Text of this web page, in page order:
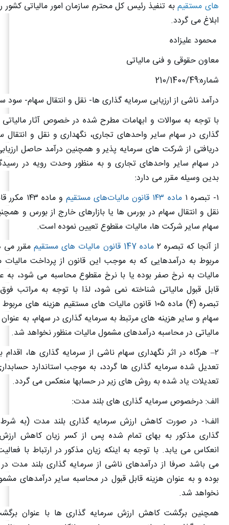
های مستقیمبه تنفیذ رئیس کل محترم سازمان امور مالیاتی کشور
ابلاغ می گردد.
محمود علیزاده
معاون حقوقی و فنی مالیاتی
شماره:210/1400/49
درآمد ناشی از ارزیابی سرمایه گذاری ها- نقل و انتقال سهام- سود
با توجه به سوالات و ابهامات مطرح شده در خصوص آثار مالیاتی
گذاری در سهام سایر واحدهای تجاری، نگهداری و نقل و انتقال
دریافتی از شرکت های سرمایه پذیر و همچنین درآمد حاصل
در سهام سایر واحدهای تجاری و به منظور وحدت رویه در
بدین وسیله مقرر می دارد:
۱-­تبصره ۱ ماده ۱۴۳ قانون مالیات‌های مستقیم و ماده ۱۴۳ مکرر
نقل و انتقال سهام در بورس ها یا بازارهای خارج از بورس و
سهام سایر شرکت ها، مالیات مقطوع تعیین نموده است.
از آنجا که تبصره ۲ ماده 147 قانون مالیات های مستقیم
مقرر می
مربوط به درآمدهایی که به موجب این قانون از پرداخت
مالیات به نرخ صفر بوده یا با نرخ مقطوع محاسبه می شود، به
قابل قبول مالیاتی شناخته نمی شود، لذا با توجه به مراتب
تبصره (۴) ماده ۱۰۵ قانون مالیات های مستقیم هزینه های مربوط
سهام و سایر هزینه های مرتبط به سرمایه گذاری در سهام، به عنوان
مالیاتی در محاسبه درآمدهای مشمول مالیات منظور نخواهد شد.
۲– هرگاه در اثر نگهداری سهام ناشی از سرمایه گذاری ها،
تعدیل شده سرمایه گذاری ها گردد، به موجب استاندارد
تعدیلات یاد شده به روش های زیر در حسابها منعکس می گردد.
الف: درخصوص سرمایه گذاری های بلند مدت:
الف۱- در صورت کاهش ارزش سرمایه گذاری بلند مدت (به شرط
گذاری مذکور به بهای تمام شده پس از کسر زیان کاهش
انعکاس می یابد. با توجه به اینکه زیان مذکور در ارتباط با
می باشد صرفا از درآمدهای ناشی از سرمایه گذاری بلند مدت
بوده و به عنوان هزینه قابل قبول در محاسبه سایر درآمدهای
نخواهد شد.
همچنین برگشت کاهش ارزش سرمایه گذاری ها با عنوان